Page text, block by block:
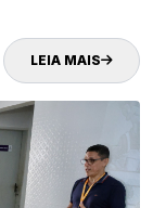
LEIA MAIS